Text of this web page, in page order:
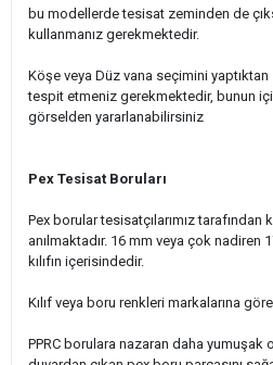
bu modellerde tesisat zeminden de
kullanmanız gerekmektedir.
Köşe veya Düz vana seçimini
tespit etmeniz gerekmektedir, bunun
görselden yararlanabilirsiniz
Pex Tesisat Boruları
Pex borular tesisatçılarımız tarafından
anılmaktadır. 16 mm veya çok nadiren
kılıfın içerisindedir.
Kılıf veya boru renkleri markalarına
PPRC borulara nazaran daha yumuşak